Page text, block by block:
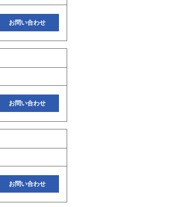
お問い合わせ
お問い合わせ
お問い合わせ